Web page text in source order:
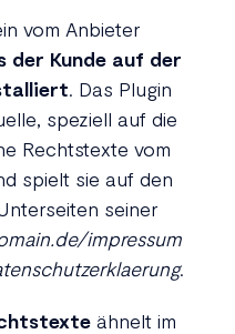
vom Anbieter
der Kunde auf der
. Das Plugin
speziell auf die
Rechtstexte vom
spielt sie auf den
seiner
impressum
.
ähnelt im